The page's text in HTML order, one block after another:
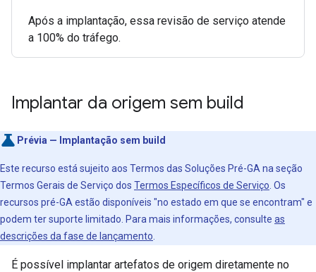
Após a implantação, essa revisão de serviço atende
a 100% do tráfego.
Implantar da origem sem build
Prévia — Implantação sem build
Este recurso está sujeito aos Termos das Soluções Pré-GA na seção
Termos Gerais de Serviço dos Termos Específicos de Serviço . Os
recursos pré-GA estão disponíveis "no estado em que se encontram" e
podem ter suporte limitado. Para mais informações, consulte as
descrições da fase de lançamento
É possível implantar artefatos de origem diretamente no